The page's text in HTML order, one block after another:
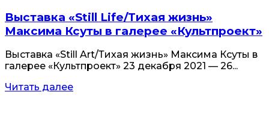
Выставка «Still Life/Тихая жизнь»
Максима Ксуты в галерее «Культпроект»
Выставка «Still Art/Тихая жизнь» Максима Ксуты в
галерее «Культпроект» 23 декабря 2021 — 26...
Читать далее